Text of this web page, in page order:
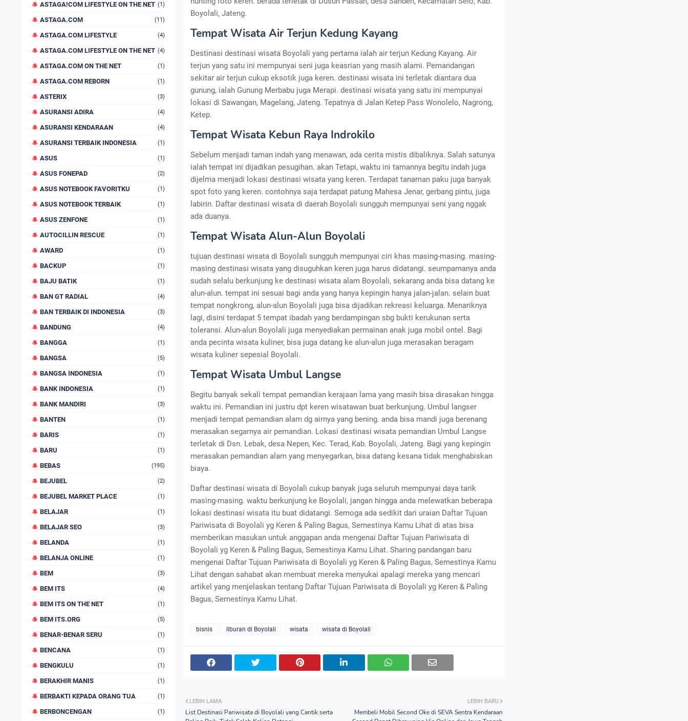
ASTAGA!COM LIFESTYLE ON THE NET (1)
ASTAGA.COM (11)
ASTAGA.COM LIFESTYLE (4)
ASTAGA.COM LIFESTYLE ON THE NET (4)
ASTAGA.COM ON THE NET (1)
ASTAGA.COM REBORN (1)
ASTERIX (3)
ASURANSI ADIRA (4)
ASURANSI KENDARAAN (4)
ASURANSI TERBAIK INDONESIA (1)
ASUS (1)
ASUS FONEPAD (2)
ASUS NOTEBOOK FAVORITKU (1)
ASUS NOTEBOOK TERBAIK (1)
ASUS ZENFONE (1)
AUTOCILLIN RESCUE (1)
AWARD (1)
BACKUP (1)
BAJU BATIK (1)
BAN GT RADIAL (4)
BAN TERBAIK DI INDONESIA (3)
BANDUNG (4)
BANGGA (1)
BANGSA (5)
BANGSA INDONESIA (1)
BANK INDONESIA (1)
BANK MANDIRI (3)
BANTEN (1)
BARIS (1)
BARU (1)
BEBAS (195)
BEJUBEL (2)
BEJUBEL MARKET PLACE (1)
BELAJAR (1)
BELAJAR SEO (3)
BELANDA (1)
BELANJA ONLINE (1)
BEM (3)
BEM ITS (4)
BEM ITS ON THE NET (1)
BEM ITS.ORG (5)
BENAR-BENAR SERU (1)
BENCANA (1)
BENGKULU (1)
BERAKHIR MANIS (1)
BERBAKTI KEPADA ORANG TUA (1)
BERBONCENGAN (1)
Boyolali, Jateng.
Tempat Wisata Air Terjun Kedung Kayang
Destinasi destinasi wisata Boyolali yang pertama ialah air terjun Kedung Kayang. Air
terjun yang satu ini mempunyai seni juga keasrian yang masih alami. Pemandangan
sekitar air terjun cukup eksotik juga keren. destinasi wisata ini terletak diantara dua
gunung, ialah Gunung Merbabu juga Merapi. destinasi wisata yang satu ini mempunyai
lokasi di Sawangan, Magelang, Jateng. Tepatnya di Jalan Ketep Pass Wonolelo, Nagrong,
Ketep.
Tempat Wisata Kebun Raya Indrokilo
Sebelum menjadi taman indah yang menawan, ada cerita mistis dibaliknya. Salah satunya
ialah tempat ini dijadikan pesugihan. akan Tetapi, waktu ini tamannya begitu indah juga
dijelma menjadi lokasi destinasi wisata yang keren. Terdapat tanaman paku juga banyak
spot foto yang keren. contohnya saja terdapat patung Mahesa Jenar, gerbang pintu, juga
labirin. Daftar destinasi wisata di daerah Boyolali sungguh mempunyai seni yang nggak
ada duanya.
Tempat Wisata Alun-Alun Boyolali
tujuan destinasi wisata di Boyolali sungguh mempunyai ciri khas masing-masing. masing-
masing destinasi wisata yang disuguhkan keren juga harus didatangi. seumpamanya anda
sudah selalu berkunjung ke destinasi wisata alam Boyolali, sekarang anda bisa datang ke
alun-alun. tempat ini sesuai bagi anda yang hanya kepingin hanya jalan-jalan. selain buat
tempat nongkrong, alun-alun Boyolali juga bisa dijadikan rekreasi keluarga. Menariknya
lagi, disini terdapat 5 tempat ibadah yang berdampingan sbg bukti kerukunan serta
toleransi. Alun-alun Boyolali juga menyediakan permainan anak juga mobil ontel. Bagi
anda pecinta wisata kuliner, bisa juga datang ke alun-alun juga merasakan beragam
wisata kuliner sepesial Boyolali.
Tempat Wisata Umbul Langse
Begitu banyak sekali tempat pemandian kerajaan lama yang masih bisa dirasakan hingga
waktu ini. Pemandian ini justru dpt keren wisatawan buat berkunjung. Umbul langser
menjadi tempat pemandian alam dg airnya yang bening. anda bisa mandi juga berenang
merasakan segarnya air pemandian. Lokasi destinasi wisata pemandian Umbul Langse
terletak di Dsn. Lebak, desa Nepen, Kec. Terad, Kab. Boyolali, Jateng. Bagi yang kepingin
merasakan pemandian alam yang menyegarkan, bisa datang kesana tidak menghabiskan
biaya.
Daftar destinasi wisata di Boyolali cukup banyak juga seluruh mempunyai daya tarik
masing-masing. waktu berkunjung ke Boyolali, jangan hingga anda melewatkan beberapa
lokasi destinasi wisata itu buat didatangi. Semoga ada sedikit dari uraian Daftar Tujuan
Pariwisata di Boyolali yg Keren & Paling Bagus, Semestinya Kamu Lihat di atas bisa
memberikan masukan untuk anggapan anda mengenai Daftar Tujuan Pariwisata di
Boyolali yg Keren & Paling Bagus, Semestinya Kamu Lihat. Sharing pandangan baru
mengenai Daftar Tujuan Pariwisata di Boyolali yg Keren & Paling Bagus, Semestinya Kamu
Lihat dengan sahabat akan membuat mereka menyukai apalagi mereka yang mencari
artikel yang menjelaskan tentang Daftar Tujuan Pariwisata di Boyolali yg Keren & Paling
Bagus, Semestinya Kamu Lihat.
bisnis liburan di Boyolali wisata wisata di Boyolali
LEBIH BARU
Membeli Mobil Second Oke di SEVA Sentra Kendaraan
LEBIH LAMA
List Destinasi Pariwisata di Boyolali yang Cantik serta